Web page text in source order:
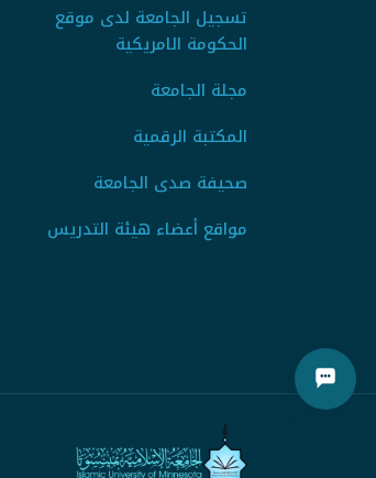
تسجيل الجامعة لدى موقع
الحكومة الامريكية
مجلة الجامعة
المكتبة الرقمية
صحيفة صدى الجامعة
مواقع أعضاء هيئة التدريس